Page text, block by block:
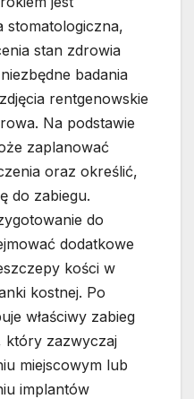
stomatologiczna,
stan zdrowia
badania
rentgenowskie
Na podstawie
zaplanować
oraz określić,
do zabiegu.
do
dodatkowe
kości w
kostnej. Po
właściwy zabieg
który zazwyczaj
miejscowym lub
implantów